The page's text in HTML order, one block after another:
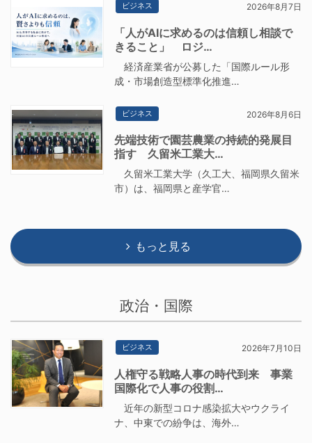
ビジネス 2026年8月7日
「人がAIに求めるのは信頼し相談で
きること」 ロジ…
経済産業省が公募した「国際ルール形
成・市場創造型標準化推進…
ビジネス 2026年8月6日
先端技術で園芸農業の持続的発展目
指す 久留米工業大…
久留米工業大学（久工大、福岡県久留米
市）は、福岡県と産学官…
もっと見る
政治・国際
ビジネス 2026年7月10日
人権守る戦略人事の時代到来 事業
国際化で人事の役割…
近年の新型コロナ感染拡大やウクライ
ナ、中東での紛争は、海外…